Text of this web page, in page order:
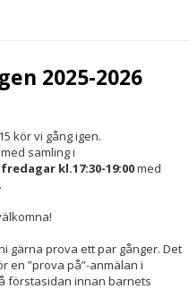
2025-2026
kör vi gång igen.
med samling i
fredagar kl.17:30-19:00med
gärna prova ett par gånger. Det
en ”prova på”-anmälan i
förstasidan innan barnets